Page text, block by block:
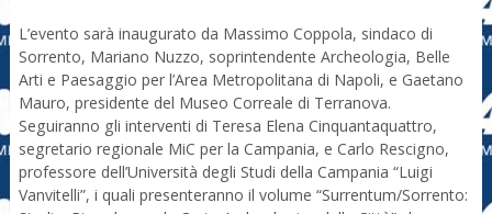
L’evento sarà inaugurato da Massimo Coppola, sindaco di
Sorrento, Mariano Nuzzo, soprintendente Archeologia, Belle
Arti e Paesaggio per l’Area Metropolitana di Napoli, e Gaetano
Mauro, presidente del Museo Correale di Terranova.
Seguiranno gli interventi di Teresa Elena Cinquantaquattro,
segretario regionale MiC per la Campania, e Carlo Rescigno,
professore dell’Università degli Studi della Campania “Luigi
Vanvitelli”, i quali presenteranno il volume “Surrentum/Sorrento: